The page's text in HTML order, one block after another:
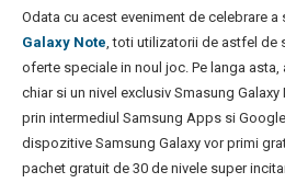
Odata cu acest eveniment de celebrare a
Galaxy Note, toti utilizatorii de astfel de
oferte speciale in noul joc. Pe langa
chiar si un nivel exclusiv Smasung
prin intermediul Samsung Apps si
dispozitive Samsung Galaxy vor primi
pachet gratuit de 30 de nivele super